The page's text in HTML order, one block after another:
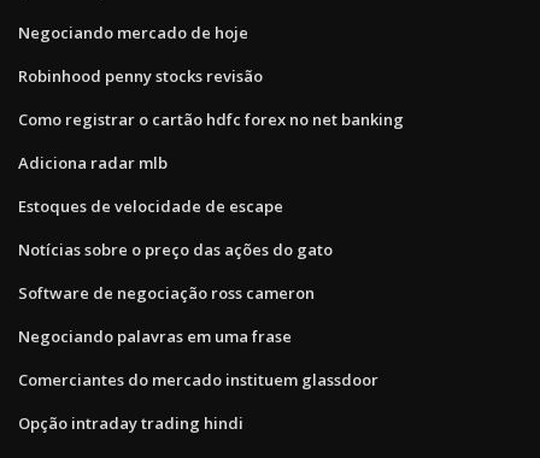
Negociando mercado de hoje
Robinhood penny stocks revisão
Como registrar o cartão hdfc forex no net banking
Adiciona radar mlb
Estoques de velocidade de escape
Notícias sobre o preço das ações do gato
Software de negociação ross cameron
Negociando palavras em uma frase
Comerciantes do mercado instituem glassdoor
Opção intraday trading hindi